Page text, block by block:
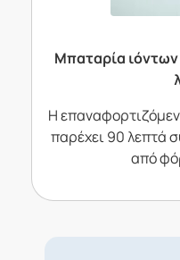
Μπαταρία ιόντων
Η
παρέχει 90 λεπτά
από